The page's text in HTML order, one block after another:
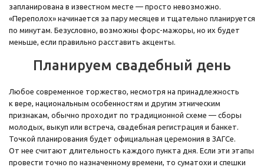
запланирована в известном месте — просто невозможно.
«Переполох» начинается за пару месяцев и тщательно планируется
по минутам. Безусловно, возможны форс-мажоры, но их будет
меньше, если правильно расставить акценты.
Планируем свадебный день
Любое современное торжество, несмотря на принадлежность
к вере, национальным особенностям и другим этническим
признакам, обычно проходит по традиционной схеме — сборы
молодых, выкуп или встреча, свадебная регистрация и банкет.
Точкой планирования будет официальная церемония в ЗАГСе.
От нее считают длительность каждого пункта дня. Если эти этапы
провести точно по назначенному времени, то суматохи и спешки